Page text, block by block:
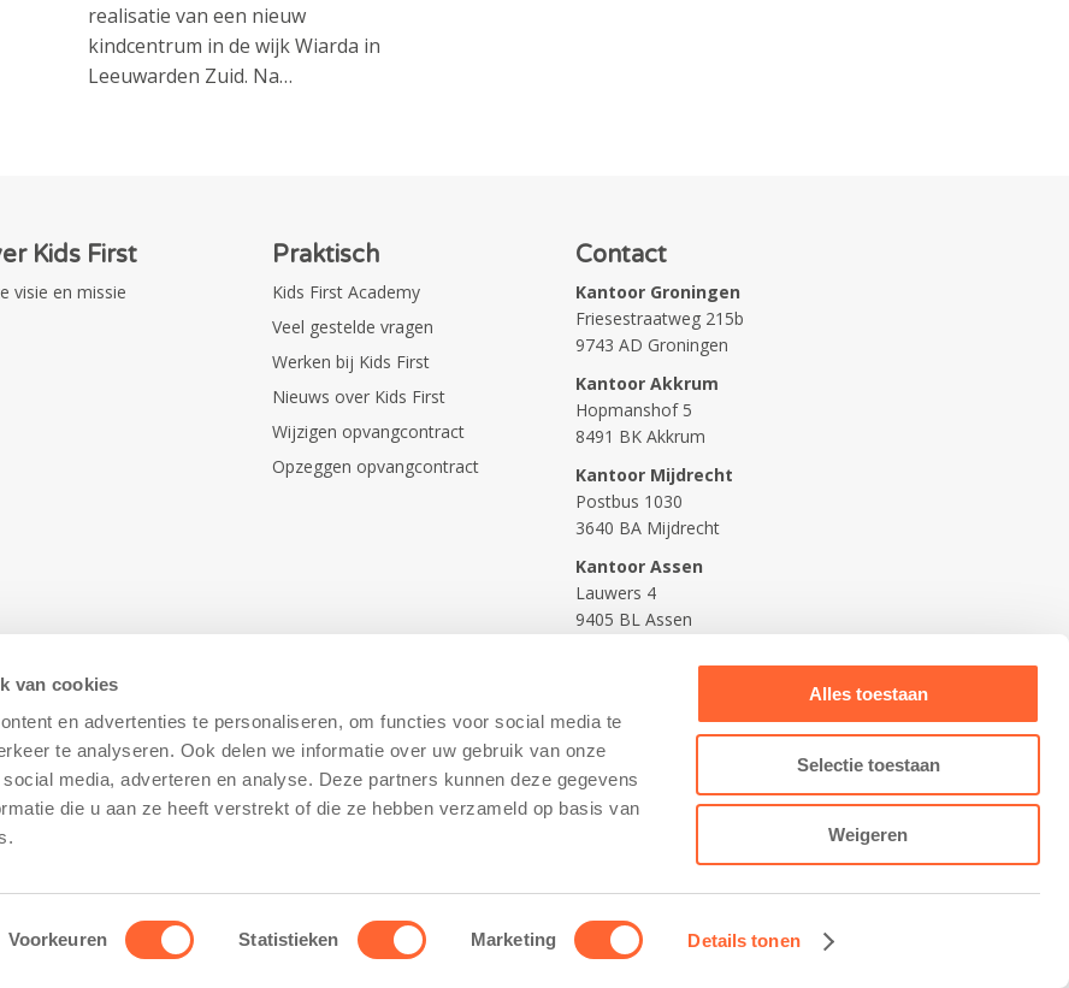
van cookies
en advertenties te personaliseren, om functies voor social media te
te analyseren. Ook delen we informatie over uw gebruik van onze
media, adverteren en analyse. Deze partners kunnen deze gegevens
die u aan ze heeft verstrekt of die ze hebben verzameld op basis van
Voorkeuren Statistieken Marketing Details tonen
Alles toestaan
Selectie toestaan
Weigeren
realisatie van een nieuw
kindcentrum in de wijk Wiarda in
Leeuwarden Zuid. Na…
Kids First
visie en missie
Praktisch
Kids First Academy
Veel gestelde vragen
Werken bij Kids First
Nieuws over Kids First
Wijzigen opvangcontract
Opzeggen opvangcontract
Contact
Kantoor Groningen
Friesestraatweg 215b
9743 AD Groningen
Kantoor Akkrum
Hopmanshof 5
8491 BK Akkrum
Kantoor Mijdrecht
Postbus 1030
3640 BA Mijdrecht
Kantoor Assen
Lauwers 4
9405 BL Assen
– Cookiebeleid
Contact opnemen